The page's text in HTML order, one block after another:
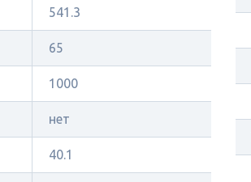
541.3
65
1000
нет
40.1